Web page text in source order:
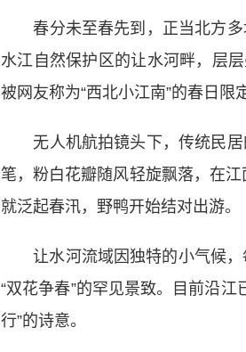
春分未至春先到，正当北方多
水江自然保护区的让水河畔，层
被网友称为“西北小江南”的春日限
无人机航拍镜头下，传统民居
笔，粉白花瓣随风轻旋飘落，在
就泛起春汛，野鸭开始结对出游。
让水河流域因独特的小气候，
“双花争春”的罕见景致。目前沿
行”的诗意。